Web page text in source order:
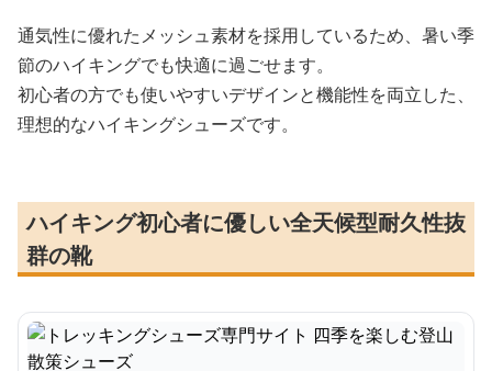
通気性に優れたメッシュ素材を採用しているため、暑い季
節のハイキングでも快適に過ごせます。
初心者の方でも使いやすいデザインと機能性を両立した、
理想的なハイキングシューズです。
ハイキング初心者に優しい全天候型耐久性抜
群の靴